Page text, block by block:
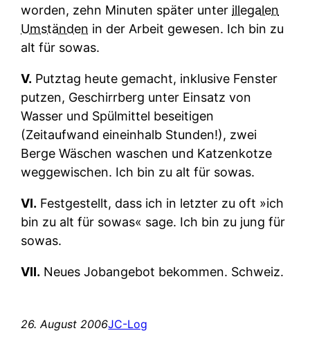
worden, zehn Minuten später unter illegalen
Umständen in der Arbeit gewesen. Ich bin zu
alt für sowas.
V. Putztag heute gemacht, inklusive Fenster
putzen, Geschirrberg unter Einsatz von
Wasser und Spülmittel beseitigen
(Zeitaufwand eineinhalb Stunden!), zwei
Berge Wäschen waschen und Katzenkotze
weggewischen. Ich bin zu alt für sowas.
VI. Festgestellt, dass ich in letzter zu oft »ich
bin zu alt für sowas« sage. Ich bin zu jung für
sowas.
VII. Neues Jobangebot bekommen. Schweiz.
26. August 2006JC-Log